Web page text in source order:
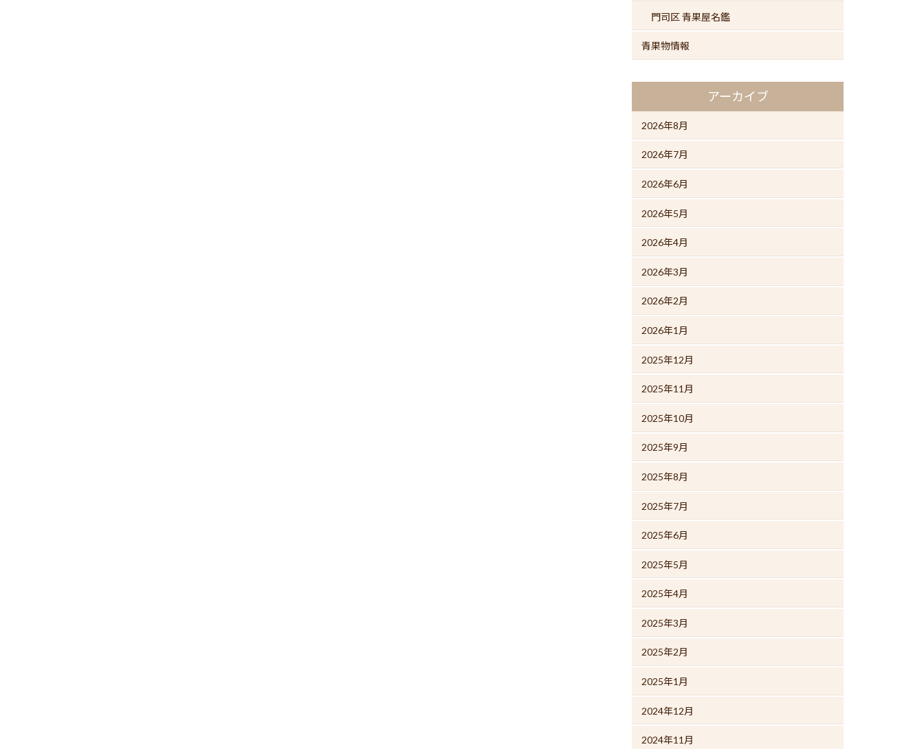
門司区 青果屋名鑑
青果物情報
アーカイブ
2026年8月
2026年7月
2026年6月
2026年5月
2026年4月
2026年3月
2026年2月
2026年1月
2025年12月
2025年11月
2025年10月
2025年9月
2025年8月
2025年7月
2025年6月
2025年5月
2025年4月
2025年3月
2025年2月
2025年1月
2024年12月
2024年11月